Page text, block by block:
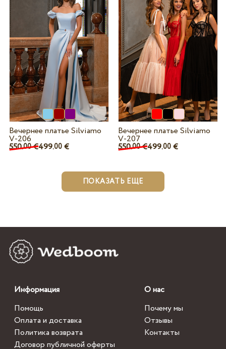
Вечернее платье Silviamo
V-206
550.00€499.00€
Вечернее платье Silviamo
V-207
550.00€499.00 €
ПОКАЗАТЬ ЕЩЕ
Информация
Помощь
Оплата и доставка
Политика возврата
Договор публичной оферты
О нас
Почему мы
Отзывы
Контакты